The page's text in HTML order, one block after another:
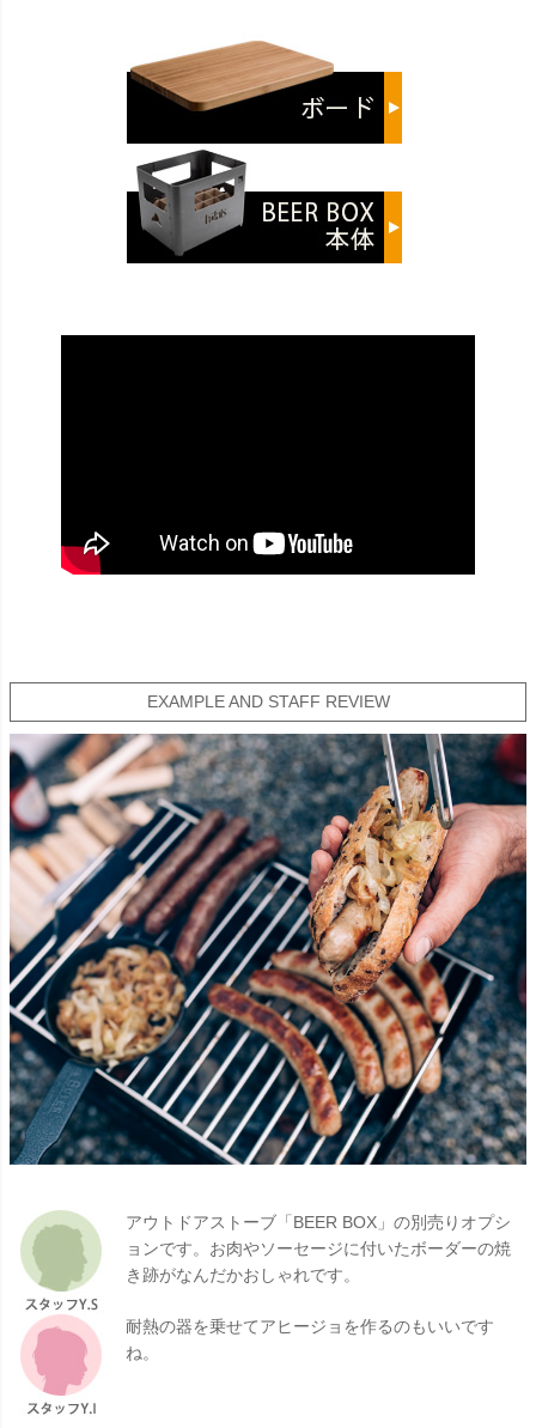
EXAMPLE AND STAFF REVIEW
アウトドアストーブ「BEER BOX」の別売りオプシ
ョンです。お肉やソーセージに付いたボーダーの焼
き跡がなんだかおしゃれです。
耐熱の器を乗せてアヒージョを作るのもいいです
ね。